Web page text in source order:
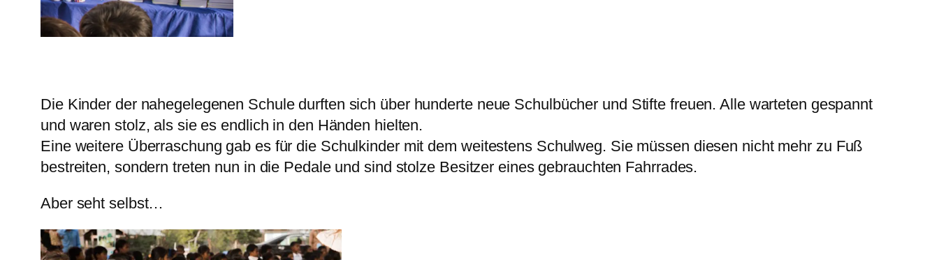
Die Kinder der nahegelegenen Schule durften sich über hunderte neue Schulbücher und Stifte freuen. Alle warteten gespannt
und waren stolz, als sie es endlich in den Händen hielten.
Eine weitere Überraschung gab es für die Schulkinder mit dem weitestens Schulweg. Sie müssen diesen nicht mehr zu Fuß
bestreiten, sondern treten nun in die Pedale und sind stolze Besitzer eines gebrauchten Fahrrades.
Aber seht selbst…